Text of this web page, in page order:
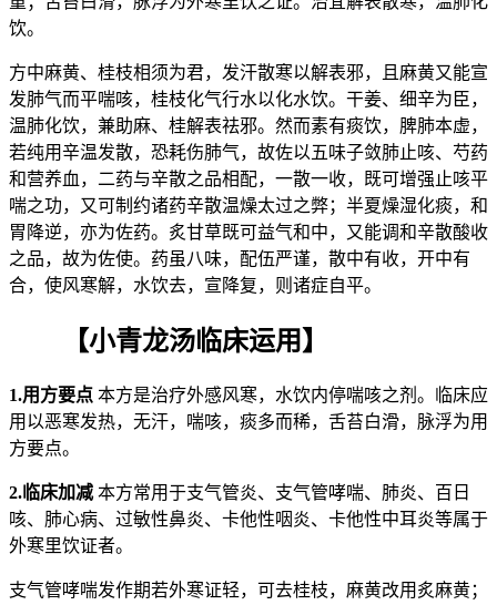
饮。
方中麻黄、桂枝相须为君，发汗散寒以解表邪，且麻黄又能宣
发肺气而平喘咳，桂枝化气行水以化水饮。干姜、细辛为臣，
温肺化饮，兼助麻、桂解表祛邪。然而素有痰饮，脾肺本虚，
若纯用辛温发散，恐耗伤肺气，故佐以五味子敛肺止咳、芍药
和营养血，二药与辛散之品相配，一散一收，既可增强止咳平
喘之功，又可制约诸药辛散温燥太过之弊；半夏燥湿化痰，和
胃降逆，亦为佐药。炙甘草既可益气和中，又能调和辛散酸收
之品，故为佐使。药虽八味，配伍严谨，散中有收，开中有
合，使风寒解，水饮去，宣降复，则诸症自平。
【小青龙汤临床运用】
1.用方要点 本方是治疗外感风寒，水饮内停喘咳之剂。临床应
用以恶寒发热，无汗，喘咳，痰多而稀，舌苔白滑，脉浮为用
方要点。
2.临床加减本方常用于支气管炎、支气管哮喘、肺炎、百日
咳、肺心病、过敏性鼻炎、卡他性咽炎、卡他性中耳炎等属于
外寒里饮证者。
支气管哮喘发作期若外寒证轻，可去桂枝，麻黄改用炙麻黄；